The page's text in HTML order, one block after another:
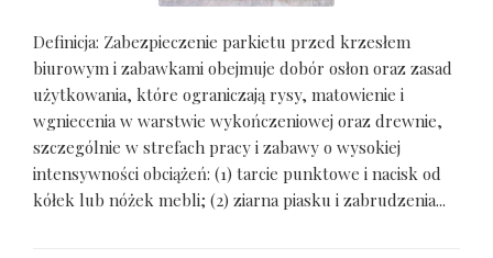
Definicja: Zabezpieczenie parkietu przed krzesłem
biurowym i zabawkami obejmuje dobór osłon oraz zasad
użytkowania, które ograniczają rysy, matowienie i
wgniecenia w warstwie wykończeniowej oraz drewnie,
szczególnie w strefach pracy i zabawy o wysokiej
intensywności obciążeń: (1) tarcie punktowe i nacisk od
kółek lub nóżek mebli; (2) ziarna piasku i zabrudzenia...